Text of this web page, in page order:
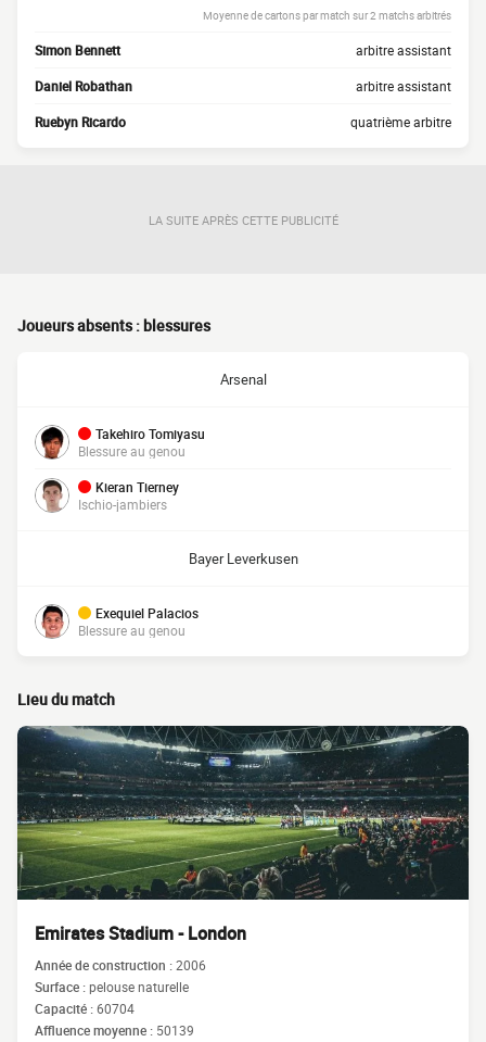
Moyenne de cartons par match sur 2 matchs arbitrés
Simon Bennett arbitre assistant
Daniel Robathan arbitre assistant
Ruebyn Ricardo quatrième arbitre
LA SUITE APRÈS CETTE PUBLICITÉ
Joueurs absents : blessures
Arsenal
Takehiro Tomiyasu
Blessure au genou
Kieran Tierney
Ischio-jambiers
Bayer Leverkusen
Exequiel Palacios
Blessure au genou
Lieu du match
Emirates Stadium - London
Année de construction :2006
Surface :pelouse naturelle
Capacité :60704
Affluence moyenne : 50139